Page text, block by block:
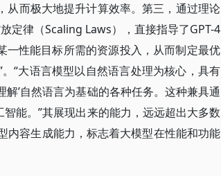
从而极大地提升计算效率。第三，通过理论
定律（Scaling Laws），直接指导了GPT-4
性能目标所需的资源投入，从而制定最优
“大语言模型以自然语言处理为核心，具有
’自然语言为基础的各种任务。这种兼具通
能。”其展现出来的能力，远远超出大多数
内容生成能力，标志着大模型在性能和功能